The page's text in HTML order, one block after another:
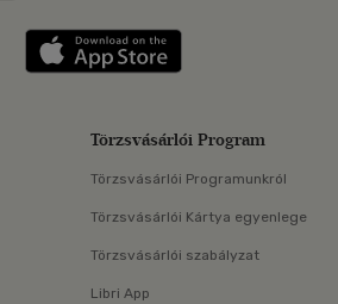
Libri applikáció Szerezd meg: Google
Törzsvásárlói Program
Törzsvásárlói Programunkról
Törzsvásárlói Kártya egyenlege
Törzsvásárlói szabályzat
Libri App